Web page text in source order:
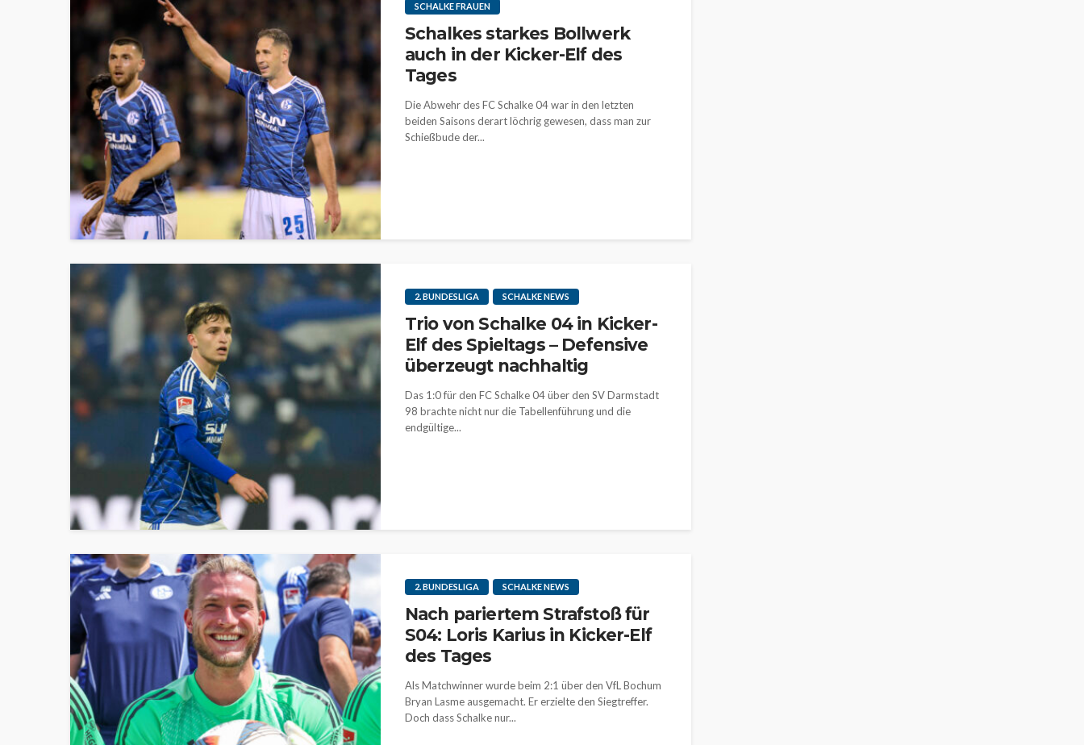
SCHALKE FRAUEN
Schalkes starkes Bollwerk
auch in der Kicker-Elf des
Tages
Die Abwehr des FC Schalke 04 war in den letzten
beiden Saisons derart löchrig gewesen, dass man zur
Schießbude der...
2. BUNDESLIGA SCHALKE NEWS
Trio von Schalke 04 in Kicker-
Elf des Spieltags – Defensive
überzeugt nachhaltig
Das 1:0 für den FC Schalke 04 über den SV Darmstadt
98 brachte nicht nur die Tabellenführung und die
endgültige...
2. BUNDESLIGA SCHALKE NEWS
Nach pariertem Strafstoß für
S04: Loris Karius in Kicker-Elf
des Tages
Als Matchwinner wurde beim 2:1 über den VfL Bochum
Bryan Lasme ausgemacht. Er erzielte den Siegtreffer.
Doch dass Schalke nur...